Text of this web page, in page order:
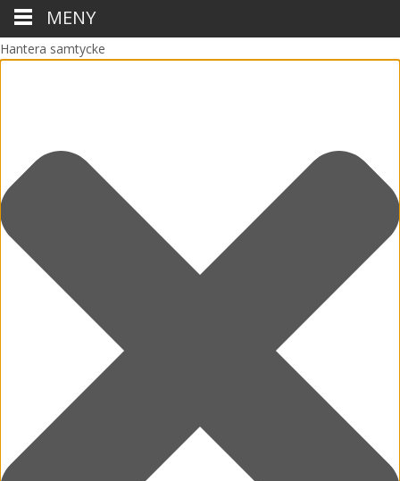
Hantera samtycke
MENY